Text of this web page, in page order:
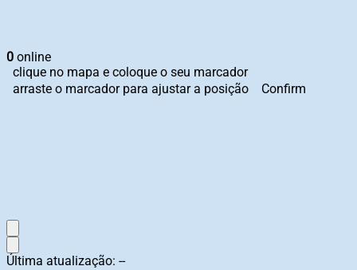
0 online
clique no mapa e coloque o seu marcador
arraste o marcador para ajustar a posição
Confirm
Última atualização: --